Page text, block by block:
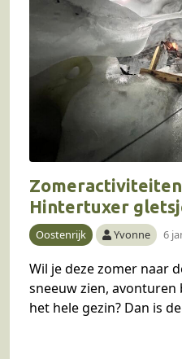
Hintertuxer
Oostenrijk Yvonne 6
Wil je deze zomer naar
sneeuw zien,
het hele gezin? Dan is